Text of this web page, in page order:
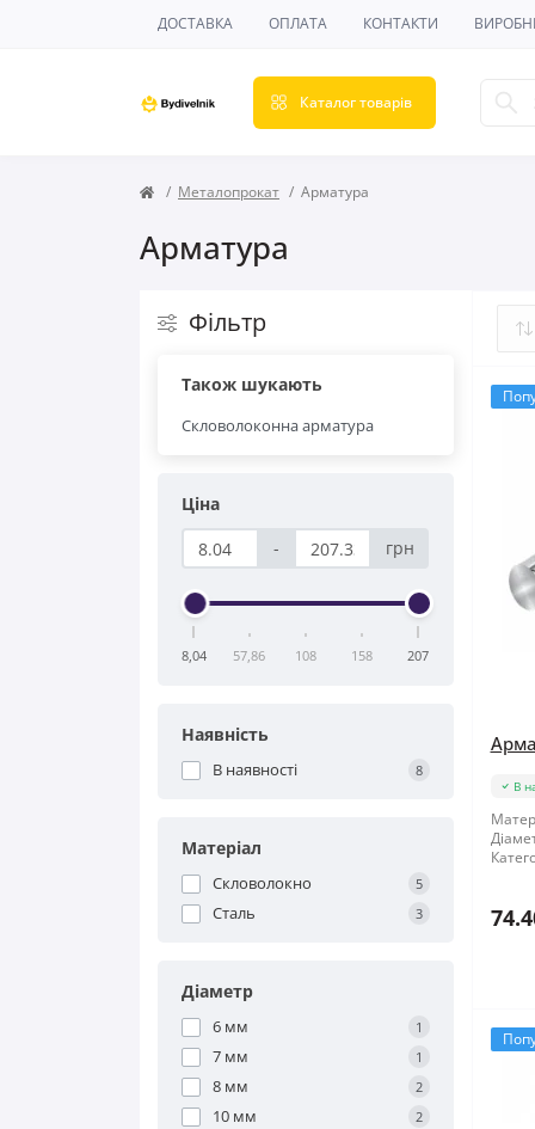
ДОСТАВКА ОПЛАТА КОНТАКТИ
Каталог товарів
Металопрокат Арматура
Арматура
Фільтр
Також шукають
Скловолоконна арматура
Ціна
-
грн
8,04 57,86 108 158 207
Наявність
В наявності 8
Матеріал
Скловолокно 5
Сталь 3
Діаметр
6 мм 1
7 мм 1
8 мм 2
10 мм 2
В